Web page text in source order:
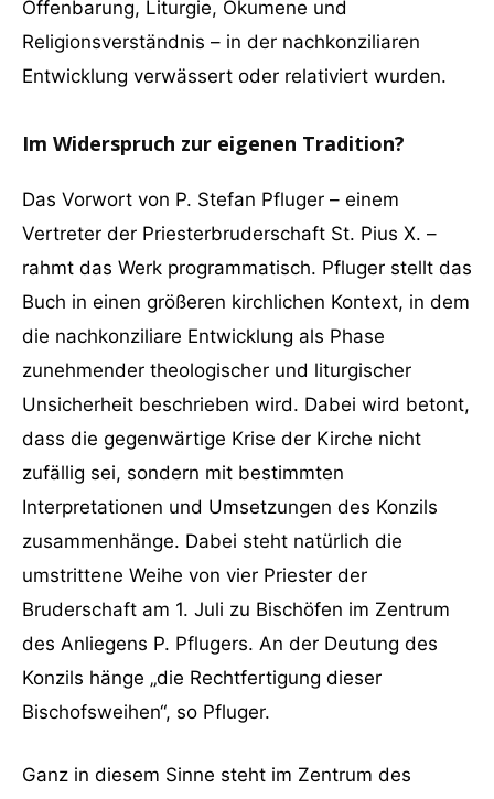
Offenbarung, Liturgie, Ökumene und
Religionsverständnis – in der nachkonziliaren
Entwicklung verwässert oder relativiert wurden.
Im Widerspruch zur eigenen Tradition?
Das Vorwort von P. Stefan Pfluger – einem
Vertreter der Priesterbruderschaft St. Pius X. –
rahmt das Werk programmatisch. Pfluger stellt das
Buch in einen größeren kirchlichen Kontext, in dem
die nachkonziliare Entwicklung als Phase
zunehmender theologischer und liturgischer
Unsicherheit beschrieben wird. Dabei wird betont,
dass die gegenwärtige Krise der Kirche nicht
zufällig sei, sondern mit bestimmten
Interpretationen und Umsetzungen des Konzils
zusammenhänge. Dabei steht natürlich die
umstrittene Weihe von vier Priester der
Bruderschaft am 1. Juli zu Bischöfen im Zentrum
des Anliegens P. Pflugers. An der Deutung des
Konzils hänge „die Rechtfertigung dieser
Bischofsweihen“, so Pfluger.
Ganz in diesem Sinne steht im Zentrum des